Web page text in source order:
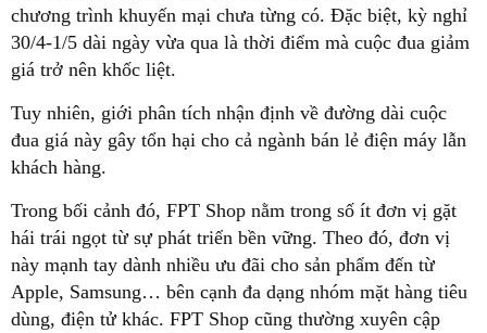
chương trình khuyến mại chưa từng có. Đặc biệt, kỳ nghỉ
30/4-1/5 dài ngày vừa qua là thời điểm mà cuộc đua giảm
giá trở nên khốc liệt.
Tuy nhiên, giới phân tích nhận định về đường dài cuộc
đua giá này gây tổn hại cho cả ngành bán lẻ điện máy lẫn
khách hàng.
Trong bối cảnh đó, FPT Shop nằm trong số ít đơn vị gặt
hái trái ngọt từ sự phát triển bền vững. Theo đó, đơn vị
này mạnh tay dành nhiều ưu đãi cho sản phẩm đến từ
Apple, Samsung… bên cạnh đa dạng nhóm mặt hàng tiêu
dùng, điện tử khác. FPT Shop cũng thường xuyên cập